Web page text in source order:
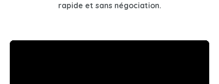
rapide et sans négociation.